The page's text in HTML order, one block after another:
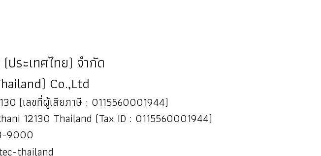
ประเทศไทย) จำกัด
Co.,Ltd
(เลขที่ผู้เสียภาษี : 0115560001944)
12130 Thailand (Tax ID : 0115560001944)
9000
thailand